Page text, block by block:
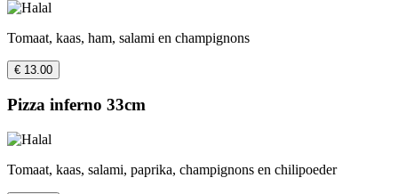
Tomaat, kaas, ham, salami en champignons
€ 13.00
Pizza inferno 33cm
Tomaat, kaas, salami, paprika, champignons en chilipoeder